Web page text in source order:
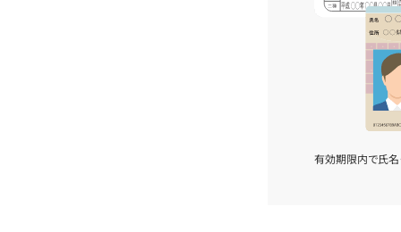
有効期限内で氏名